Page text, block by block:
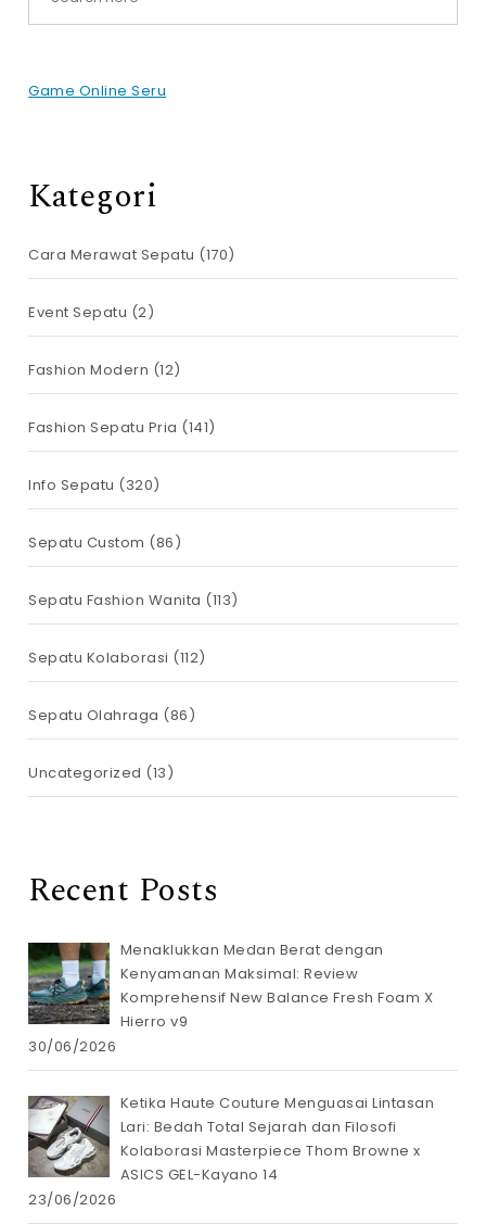
Game Online Seru
Kategori
Cara Merawat Sepatu (170)
Event Sepatu (2)
Fashion Modern (12)
Fashion Sepatu Pria (141)
Info Sepatu (320)
Sepatu Custom (86)
Sepatu Fashion Wanita (113)
Sepatu Kolaborasi (112)
Sepatu Olahraga (86)
Uncategorized (13)
Recent Posts
Menaklukkan Medan Berat dengan
Kenyamanan Maksimal: Review
Komprehensif New Balance Fresh Foam X
Hierro v9
30/06/2026
Ketika Haute Couture Menguasai Lintasan
Lari: Bedah Total Sejarah dan Filosofi
Kolaborasi Masterpiece Thom Browne x
ASICS GEL-Kayano 14
23/06/2026